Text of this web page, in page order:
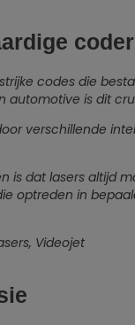
codes die
automotive is dit
verschillende
is dat lasers altijd
optreden in
Videojet